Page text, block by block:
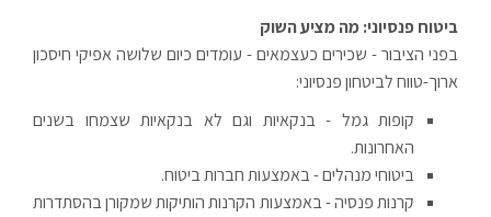
ביטוח פנסיוני: מה מציע השוק
בפני הציבור - שכירים כעצמאים - עומדים כיום שלושה אפיקי חיסכון
ארוך-טווח לביטחון פנסיוני:
קופות גמל - בנקאיות וגם לא בנקאיות שצמחו בשנים
האחרונות.
ביטוחי מנהלים - באמצעות חברות ביטוח.
קרנות פנסיה - באמצעות הקרנות הותיקות שמקורן בהסתדרות